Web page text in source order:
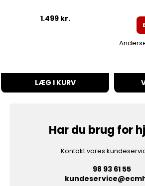
1.499 kr.
LÆG I KURV
Har du brug for
Kontakt vores
98 93 61 55